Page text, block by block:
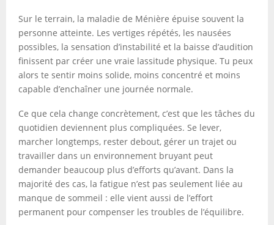
Sur le terrain, la maladie de Ménière épuise souvent la
personne atteinte. Les vertiges répétés, les nausées
possibles, la sensation d’instabilité et la baisse d’audition
finissent par créer une vraie lassitude physique. Tu peux
alors te sentir moins solide, moins concentré et moins
capable d’enchaîner une journée normale.
Ce que cela change concrètement, c’est que les tâches du
quotidien deviennent plus compliquées. Se lever,
marcher longtemps, rester debout, gérer un trajet ou
travailler dans un environnement bruyant peut
demander beaucoup plus d’efforts qu’avant. Dans la
majorité des cas, la fatigue n’est pas seulement liée au
manque de sommeil : elle vient aussi de l’effort
permanent pour compenser les troubles de l’équilibre.